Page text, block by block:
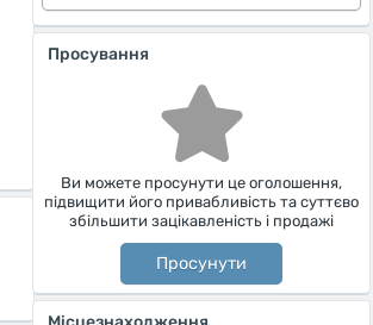
Просування
Ви можете просунути це оголошення,
підвищити його привабливість та суттєво
збільшити зацікавленість і продажі
Просунути